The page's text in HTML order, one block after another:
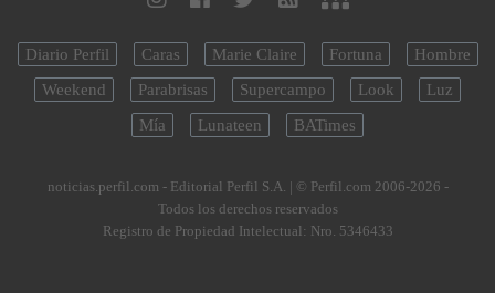
Diario Perfil Caras Marie Claire Fortuna
Hombre
Weekend
Parabrisas Supercampo Look
Luz
Mía
Lunateen BATimes
noticias.perfil.com - Editorial Perfil S.A. | © Perfil.com 2006-2026 -
Todos los derechos reservados
Registro de Propiedad Intelectual: Nro. 5346433